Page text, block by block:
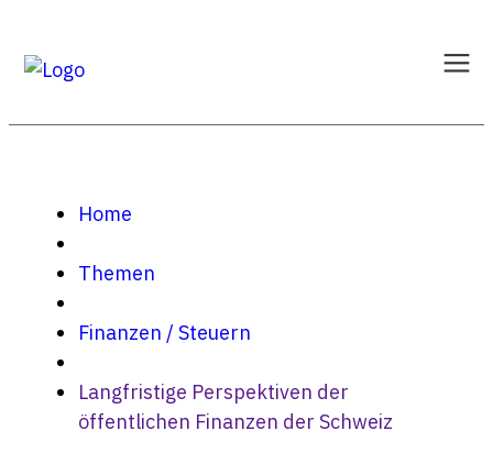
Home
Themen
Finanzen / Steuern
Langfristige Perspektiven der
öffentlichen Finanzen der Schweiz